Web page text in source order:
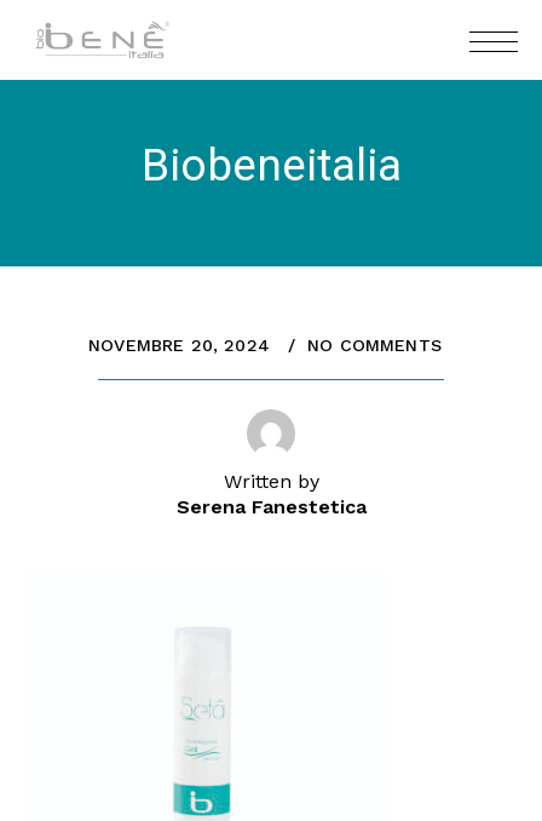
Biobeneitalia
NOVEMBRE 20, 2024 NO COMMENTS
Written by
Serena Fanestetica